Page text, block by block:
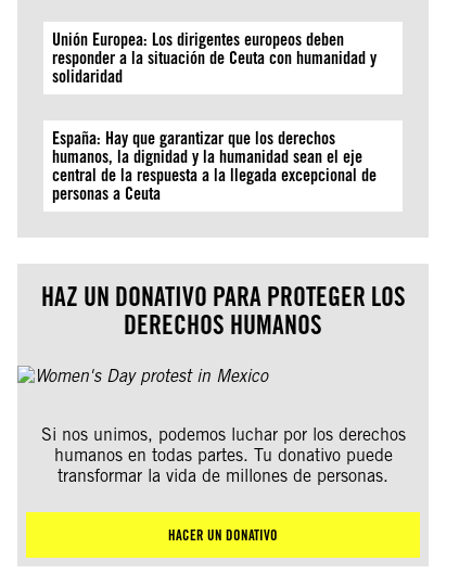
Unión Europea: Los dirigentes europeos deben
responder a la situación de Ceuta con humanidad y
solidaridad
España: Hay que garantizar que los derechos
humanos, la dignidad y la humanidad sean el eje
central de la respuesta a la llegada excepcional de
personas a Ceuta
HAZ UN DONATIVO PARA PROTEGER LOS
DERECHOS HUMANOS
Si nos unimos, podemos luchar por los derechos
humanos en todas partes. Tu donativo puede
transformar la vida de millones de personas.
HACER UN DONATIVO